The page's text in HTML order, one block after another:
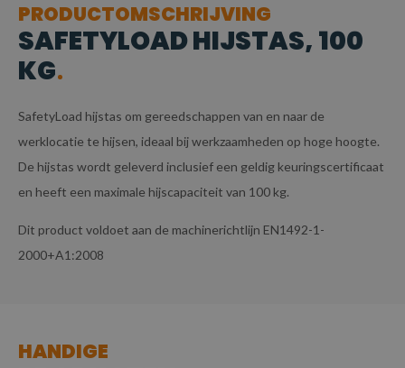
PRODUCTOMSCHRIJVING
SAFETYLOAD HIJSTAS, 100
KG
SafetyLoad hijstas om gereedschappen van en naar de
werklocatie te hijsen, ideaal bij werkzaamheden op hoge hoogte.
De hijstas wordt geleverd inclusief een geldig keuringscertificaat
en heeft een maximale hijscapaciteit van 100 kg.
Dit product voldoet aan de machinerichtlijn EN1492-1-
2000+A1:2008
HANDIGE